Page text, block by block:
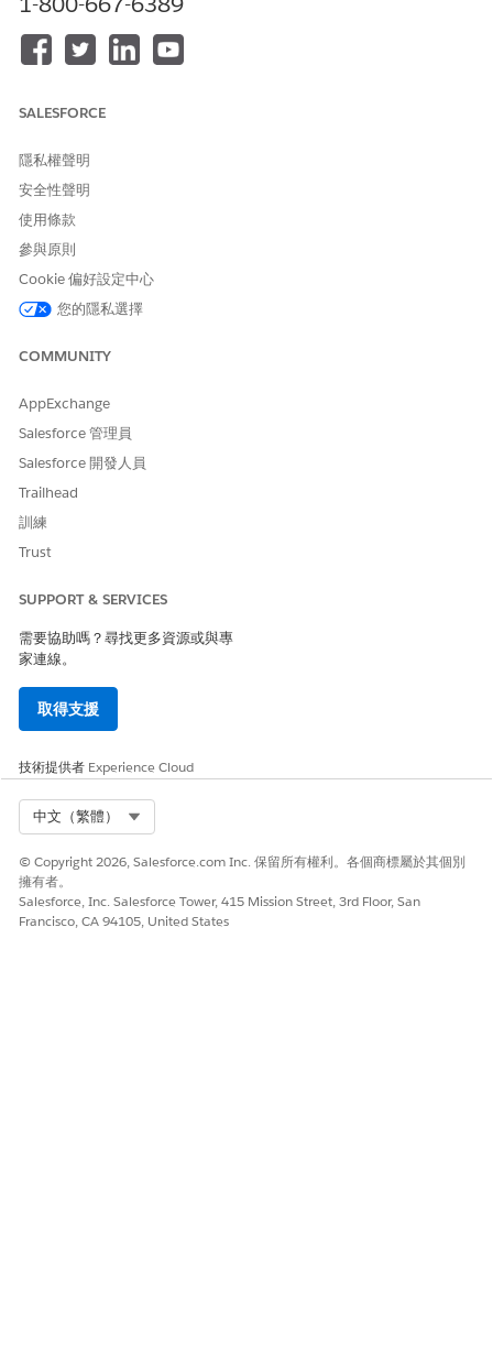
建立安全的結構,以將頻外警示傳輸至行動裝置。
未設定安全性風險
文字裝載或透過不安全傳送管道攔截的敏感資料洩漏可能性。
威脅情況
未經授權的個人可以直接從裝置鎖定畫面檢視敏感交易詳細資料或
多因素驗證碼,而不需要對手機進行實體驗證。
估計 CVSS 分數範圍
高 (7.0–8.9)。
風險影響考量事項
導致身分竊取、接管帳戶或不遵循資料隱私權法規。
風險愈高時機
當通知裝載包含個人可識別資訊,或當應用程式未遮蔽訊息預覽時,當
裝置保持鎖定狀態時,風險層級會增加。
低度風險時機
如果應用程式僅傳送需要使用者在應用程式內驗證才能檢視實際敏
業務與整合考量事項
建立這些原則需要後端通知伺服器與行動作業系統 API 之間的協調,
這可能會影響使用者參與度量和重要警示的時間。
建議的補救措施
實作原則以限制推送裝載中的敏感資料,並將應用程式設定為針對顯
示在系統層級鎖定畫面上的通知使用一般預留位置。
安全性健康檢閱指南
遵循以保護傳訊原則的安全性,以便推送通知僅作為訊號機制,而非敏
SALESFORCE
隱私權聲明
安全性聲明
使用條款
參與原則
Cookie 偏好設定中心
您的隱私選擇
COMMUNITY
AppExchange
Salesforce 管理員
Salesforce 開發人員
Trailhead
訓練
Trust
SUPPORT & SERVICES
需要協助嗎？尋找更多資源或與專
家連線。
取得支援
技術提供者 Experience Cloud
中文（繁體）
© Copyright 2026, Salesforce.com Inc. 保留所有權利。各個商標屬於其個別
擁有者。
Salesforce, Inc. Salesforce Tower, 415 Mission Street, 3rd Floor, San
Francisco, CA 94105, United States